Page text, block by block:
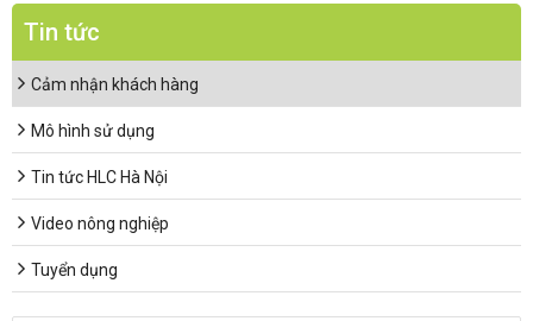
Tin tức
Cảm nhận khách hàng
Mô hình sử dụng
Tin tức HLC Hà Nội
Video nông nghiệp
Tuyển dụng